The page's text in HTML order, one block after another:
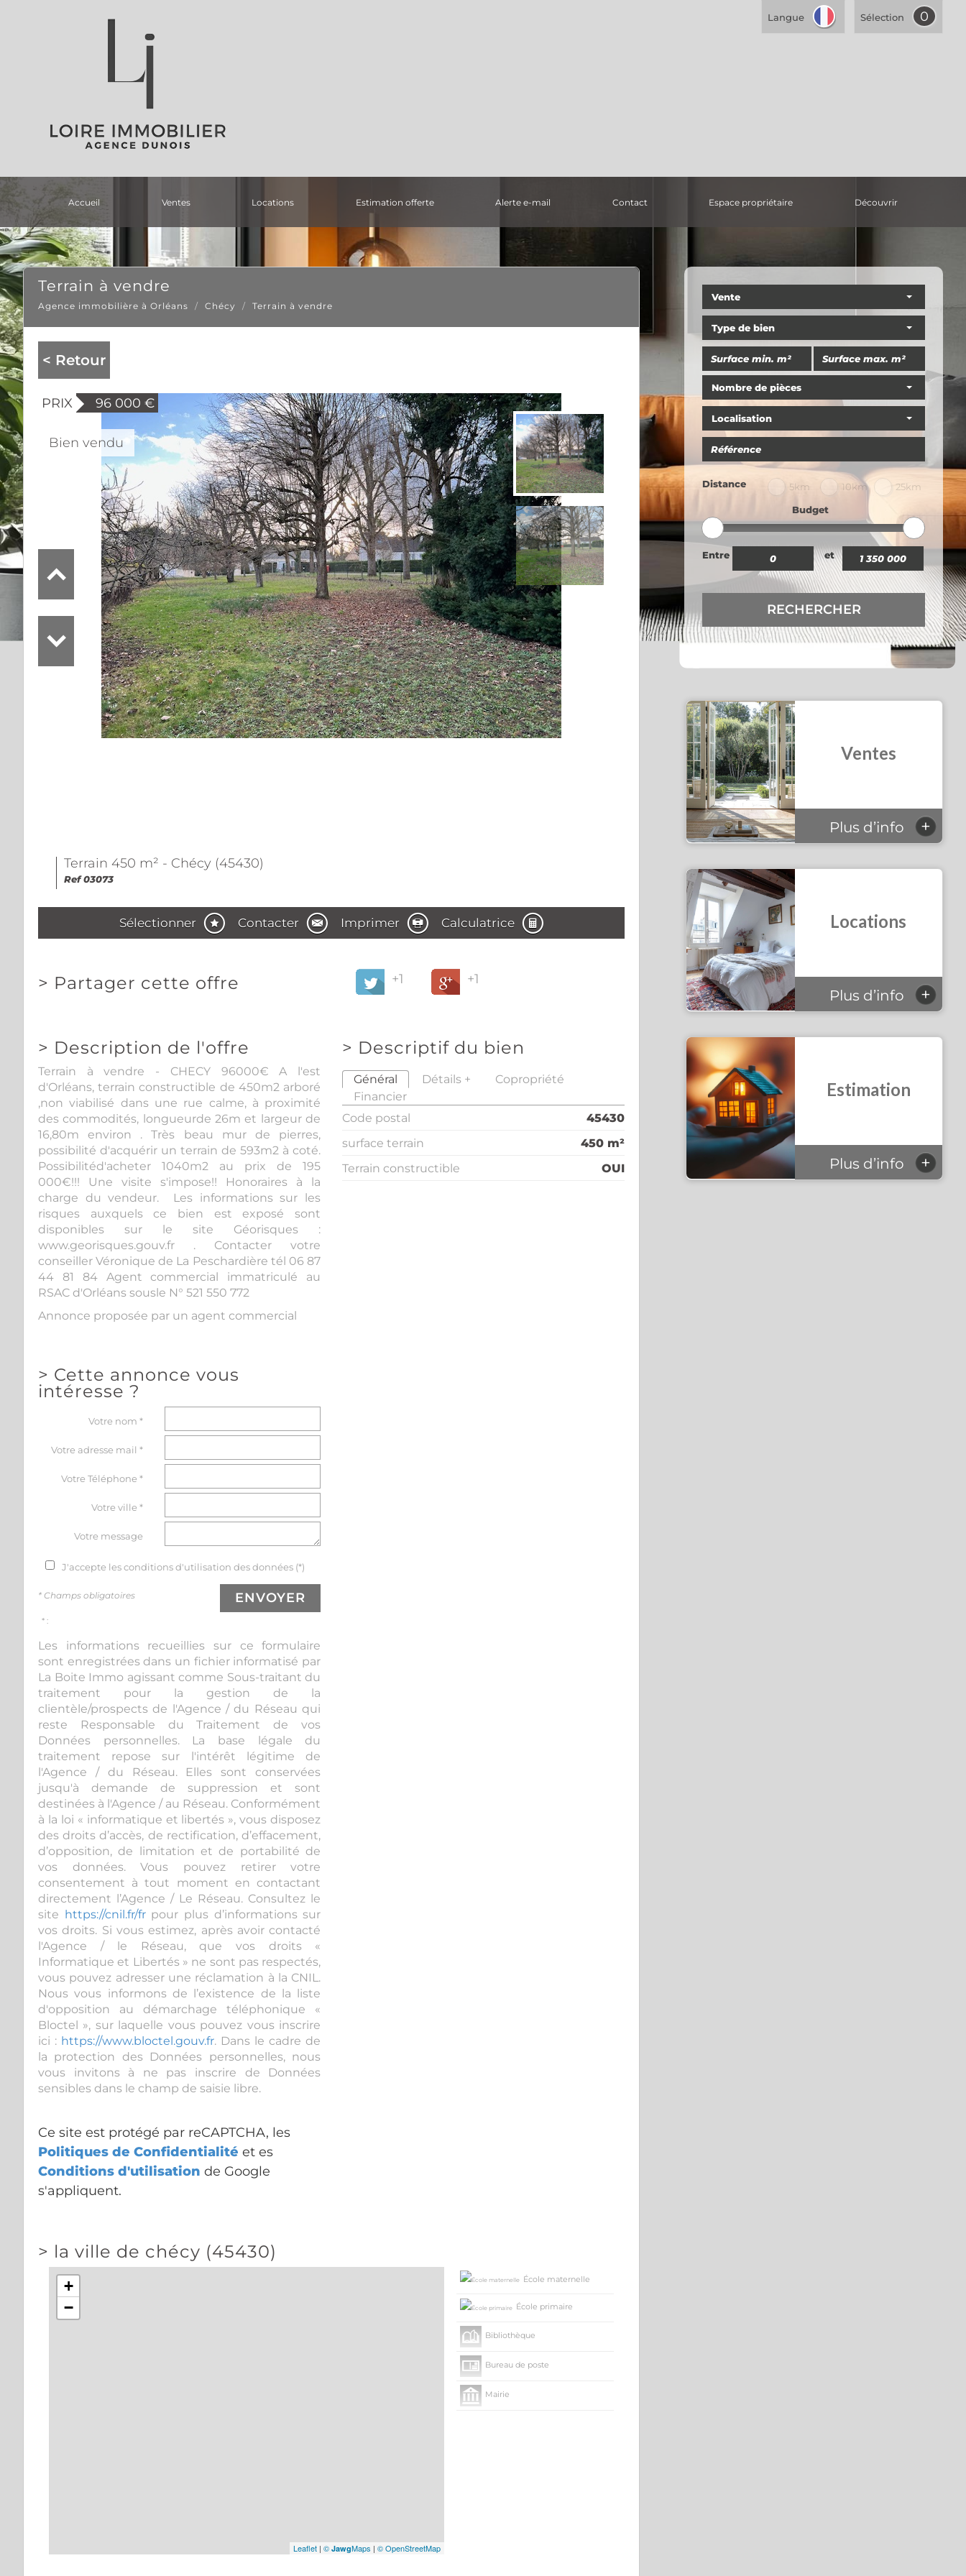
Langue Sélection 0
accueil ventes locations estimation offerte alerte e-mail contact espace propriétaire découvrir
Vente
Type de bien
Nombre de pièces
Localisation
Distance 5km 10km
25km
Budget
Entre et
RECHERCHER
terrain à vendre
Agence immobilière à Orléans Chécy Terrain à vendre
< Retour
PRIX 96 000 €
Bien vendu
Terrain 450 m² - Chécy (45430)
Ref 03073
Sélectionner Contacter Imprimer Calculatrice
> Partager cette offre +1 +1
> Description de l'offre
Terrain à vendre - CHECY 96000€ A l'est
d'Orléans, terrain constructible de 450m2 arboré
,non viabilisé dans une rue calme, à proximité
des commodités, longueurde 26m et largeur de
16,80m environ . Très beau mur de pierres,
possibilité d'acquérir un terrain de 593m2 à coté.
Possibilitéd'acheter 1040m2 au prix de 195
000€!!! Une visite s'impose!! Honoraires à la
charge du vendeur. Les informations sur les
risques auxquels ce bien est exposé sont
disponibles sur le site Géorisques :
www.georisques.gouv.fr . Contacter votre
conseiller Véronique de La Peschardière tél 06 87
44 81 84 Agent commercial immatriculé au
RSAC d'Orléans sousle N° 521 550 772
Annonce proposée par un agent commercial
> Descriptif du bien
Général Détails +
Copropriété
Financier
Code postal
45430
surface terrain
450 m²
Terrain constructible
OUI
> Cette annonce vous
intéresse ?
Votre nom *
Votre adresse mail *
Votre Téléphone *
Votre ville *
Votre message
J'accepte les conditions d'utilisation des données (*)
* Champs obligatoires ENVOYER
* :
Les informations recueillies sur ce formulaire
sont enregistrées dans un fichier informatisé par
La Boite Immo agissant comme Sous-traitant du
traitement pour la gestion de la
clientèle/prospects de l'Agence / du Réseau qui
reste Responsable du Traitement de vos
Données personnelles. La base légale du
traitement repose sur l'intérêt légitime de
l'Agence / du Réseau. Elles sont conservées
jusqu'à demande de suppression et sont
destinées à l'Agence / au Réseau. Conformément
à la loi « informatique et libertés », vous disposez
des droits d’accès, de rectification, d’effacement,
d’opposition, de limitation et de portabilité de
vos données. Vous pouvez retirer votre
consentement à tout moment en contactant
directement l’Agence / Le Réseau. Consultez le
site https://cnil.fr/frpour plus d’informations sur
vos droits. Si vous estimez, après avoir contacté
l'Agence / le Réseau, que vos droits «
Informatique et Libertés » ne sont pas respectés,
vous pouvez adresser une réclamation à la CNIL.
Nous vous informons de l’existence de la liste
d'opposition au démarchage téléphonique «
Bloctel », sur laquelle vous pouvez vous inscrire
ici : https://www.bloctel.gouv.fr. Dans le cadre de
la protection des Données personnelles, nous
vous invitons à ne pas inscrire de Données
sensibles dans le champ de saisie libre.
Ce site est protégé par reCAPTCHA, les
Politiques de Confidentialité et es
Conditions d'utilisation de Google
s'appliquent.
> la ville de chécy (45430)
+
−
Leaflet |©JawgMaps |© OpenStreetMap
École maternelle
École primaire
Bibliothèque
Bureau de poste
Mairie
Ventes
Plus d’info +
Locations
Plus d’info +
Estimation
Plus d’info +